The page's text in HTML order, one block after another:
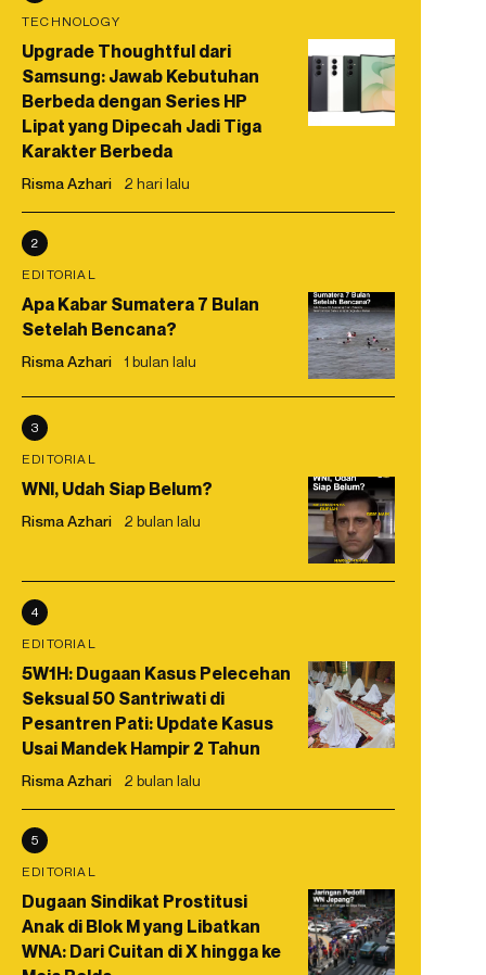
TECHNOLOGY
Upgrade Thoughtful dari
Samsung: Jawab Kebutuhan
Berbeda dengan Series HP
Lipat yang Dipecah Jadi Tiga
Karakter Berbeda
Risma Azhari 2 hari lalu
2
EDITORIAL
Apa Kabar Sumatera 7 Bulan
Setelah Bencana?
Risma Azhari 1 bulan lalu
3
EDITORIAL
WNI, Udah Siap Belum?
Risma Azhari 2 bulan lalu
4
EDITORIAL
5W1H: Dugaan Kasus Pelecehan
Seksual 50 Santriwati di
Pesantren Pati: Update Kasus
Usai Mandek Hampir 2 Tahun
Risma Azhari 2 bulan lalu
5
EDITORIAL
Dugaan Sindikat Prostitusi
Anak di Blok M yang Libatkan
WNA: Dari Cuitan di X hingga ke